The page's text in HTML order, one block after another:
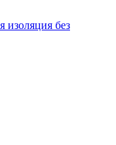
изоляция без